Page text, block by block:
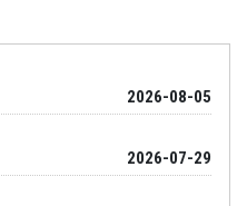
2026-08-05
2026-07-29